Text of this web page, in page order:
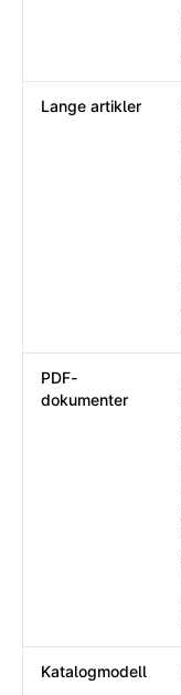
Lange artikler
PDF-
dokumenter
Katalogmodell